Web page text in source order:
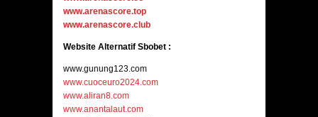
www.arenascore.top
www.arenascore.club
Website Alternatif Sbobet :
www.gunung123.com
www.cuoceuro2024.com
www.aliran8.com
www.anantalaut.com